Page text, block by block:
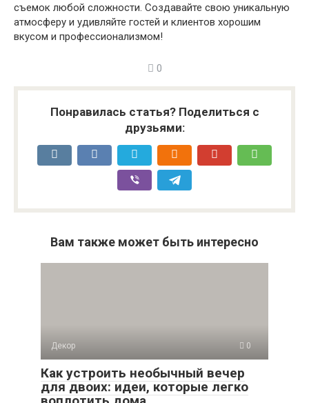
съемок любой сложности. Создавайте свою уникальную
атмосферу и удивляйте гостей и клиентов хорошим
вкусом и профессионализмом!
0
Понравилась статья? Поделиться с
друзьями:
Вам также может быть интересно
Декор 0
Как устроить необычный вечер
для двоих: идеи, которые легко